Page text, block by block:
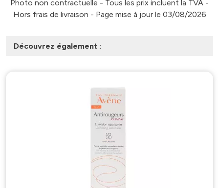
Photo non contractuelle - Tous les prix incluent la TVA -
Hors frais de livraison - Page mise à jour le 03/08/2026
Découvrez également :